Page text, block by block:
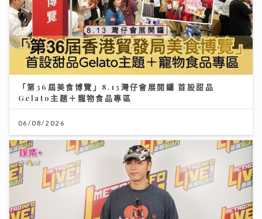
「第36屆美食博覽」8.13灣仔會展開鑼 首設甜品
Gelato主題＋寵物食品專區
06/08/2026